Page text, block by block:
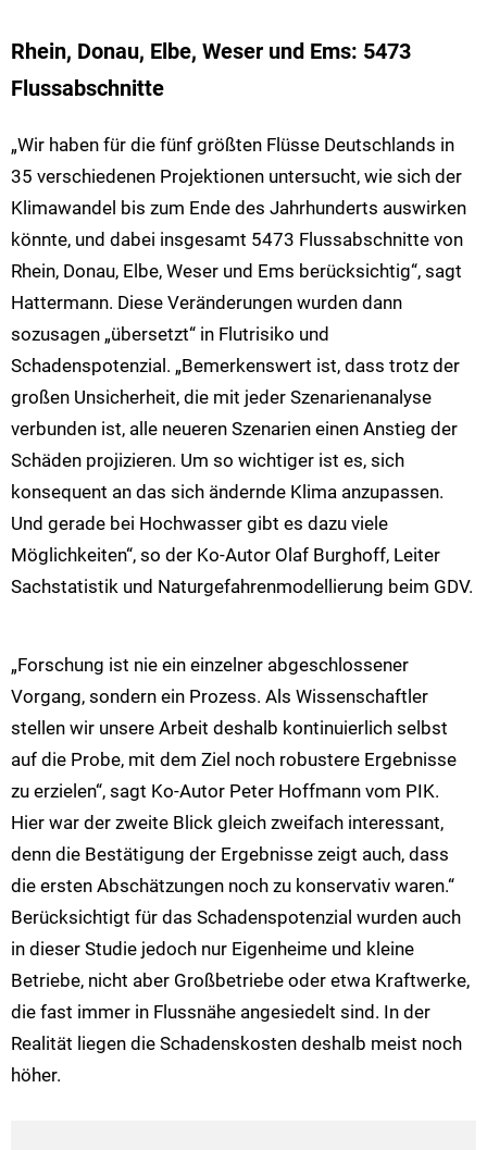
Rhein, Donau, Elbe, Weser und Ems: 5473
Flussabschnitte
„Wir haben für die fünf größten Flüsse Deutschlands in
35 verschiedenen Projektionen untersucht, wie sich der
Klimawandel bis zum Ende des Jahrhunderts auswirken
könnte, und dabei insgesamt 5473 Flussabschnitte von
Rhein, Donau, Elbe, Weser und Ems berücksichtig“, sagt
Hattermann. Diese Veränderungen wurden dann
sozusagen „übersetzt“ in Flutrisiko und
Schadenspotenzial. „Bemerkenswert ist, dass trotz der
großen Unsicherheit, die mit jeder Szenarienanalyse
verbunden ist, alle neueren Szenarien einen Anstieg der
Schäden projizieren. Um so wichtiger ist es, sich
konsequent an das sich ändernde Klima anzupassen.
Und gerade bei Hochwasser gibt es dazu viele
Möglichkeiten“, so der Ko-Autor Olaf Burghoff, Leiter
Sachstatistik und Naturgefahrenmodellierung beim GDV.
„Forschung ist nie ein einzelner abgeschlossener
Vorgang, sondern ein Prozess. Als Wissenschaftler
stellen wir unsere Arbeit deshalb kontinuierlich selbst
auf die Probe, mit dem Ziel noch robustere Ergebnisse
zu erzielen“, sagt Ko-Autor Peter Hoffmann vom PIK.
Hier war der zweite Blick gleich zweifach interessant,
denn die Bestätigung der Ergebnisse zeigt auch, dass
die ersten Abschätzungen noch zu konservativ waren.“
Berücksichtigt für das Schadenspotenzial wurden auch
in dieser Studie jedoch nur Eigenheime und kleine
Betriebe, nicht aber Großbetriebe oder etwa Kraftwerke,
die fast immer in Flussnähe angesiedelt sind. In der
Realität liegen die Schadenskosten deshalb meist noch
höher.